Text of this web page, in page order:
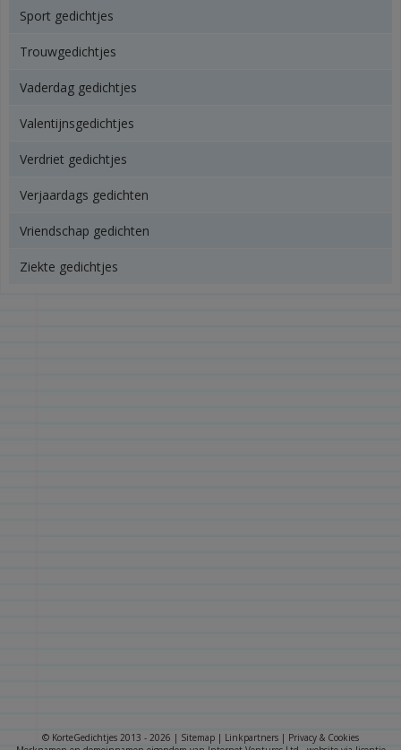
Sport gedichtjes
Trouwgedichtjes
Vaderdag gedichtjes
Valentijnsgedichtjes
Verdriet gedichtjes
Verjaardags gedichten
Vriendschap gedichten
Ziekte gedichtjes
© KorteGedichtjes 2013 - 2026 | Sitemap | Linkpartners | Privacy & Cookies